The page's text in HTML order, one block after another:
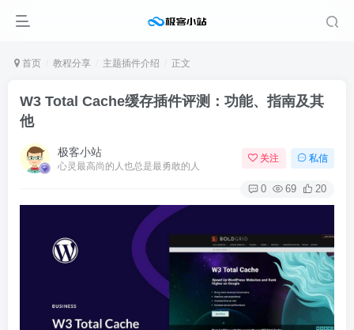
首页 教程分享 主题插件介绍 正文
W3 Total Cache缓存插件评测：功能、指南及其
他
极客小站
心灵最高尚的人也总是最勇敢的人
关注 私信
0 69 20